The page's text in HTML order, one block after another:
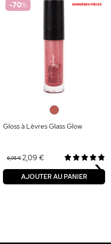
-70%
Gloss à Lèvres Glass Glow
6,95 €2,09 €
AJOUTER AU PANIER ›